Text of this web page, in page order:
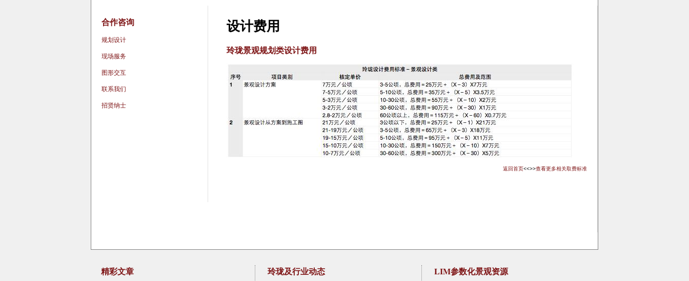
合作咨询
规划设计
现场服务
图形交互
联系我们
招贤纳士
设计费用
玲珑景观规划类设计费用
返回首页<<>>查看更多相关取费标准
精彩文章 玲珑及行业动态 LIM参数化景观资源